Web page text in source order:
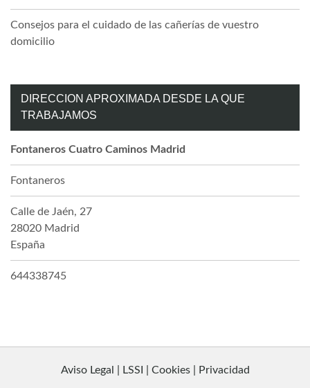
Consejos para el cuidado de las cañerías de vuestro
domicilio
DIRECCION APROXIMADA DESDE LA QUE
TRABAJAMOS
Fontaneros Cuatro Caminos Madrid
Fontaneros
Calle de Jaén, 27
28020 Madrid
España
644338745
Aviso Legal | LSSI | Cookies | Privacidad